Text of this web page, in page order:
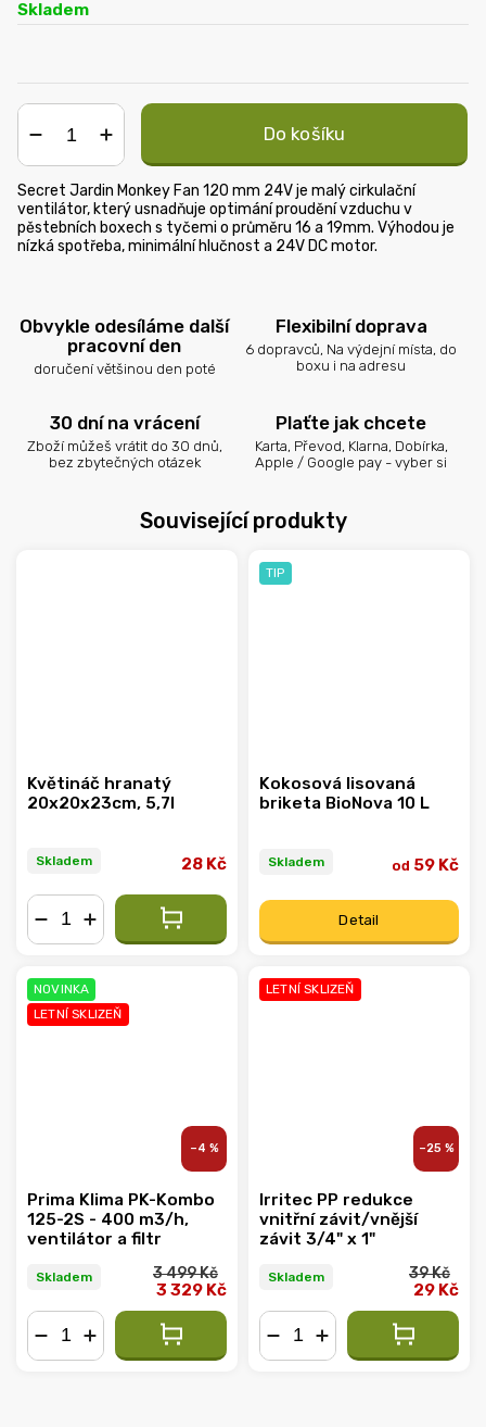
Skladem
Do košíku
Secret Jardin Monkey Fan 120 mm 24V je malý cirkulační
ventilátor, který usnadňuje optimání proudění vzduchu v
pěstebních boxech s tyčemi o průměru 16 a 19mm. Výhodou je
nízká spotřeba, minimální hlučnost a 24V DC motor.
Obvykle odesíláme další
pracovní den
doručení většinou den poté
Flexibilní doprava
6 dopravců, Na výdejní místa, do
boxu i na adresu
30 dní na vrácení
Zboží můžeš vrátit do 30 dnů,
bez zbytečných otázek
Plaťte jak chcete
Karta, Převod, Klarna, Dobírka,
Apple / Google pay - vyber si
Související produkty
Květináč hranatý
20x20x23cm, 5,7l
Skladem 28 Kč
TIP
Kokosová lisovaná
briketa BioNova 10 L
Skladem od 59 Kč
Detail
NOVINKA
LETNÍ SKLIZEŇ
–4 %
Prima Klima PK-Kombo
125-2S - 400 m3/h,
ventilátor a filtr
Skladem 3 499 Kč
3 329 Kč
LETNÍ SKLIZEŇ
–25 %
Irritec PP redukce
vnitřní závit/vnější
závit 3/4" x 1"
Skladem 39 Kč
29 Kč